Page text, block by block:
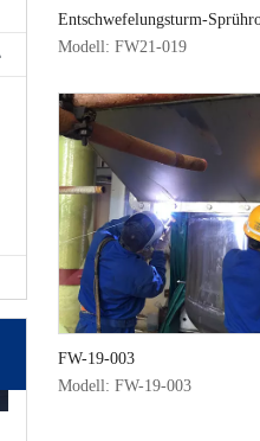
Behälter, der Druck
Entschwefelungsturm-
Ersatzhalterung
Modell: FW21-019
FW-19-003
Modell: FW-19-003